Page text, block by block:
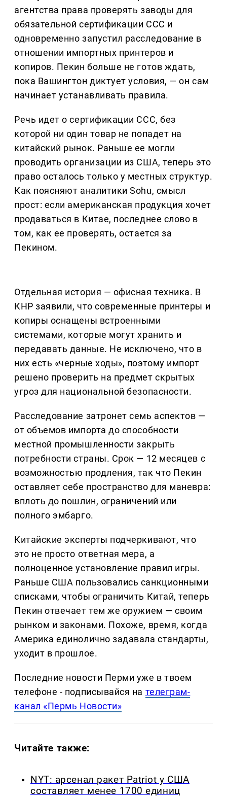
агентства права проверять заводы для
обязательной сертификации CCC и
одновременно запустил расследование в
отношении импортных принтеров и
копиров. Пекин больше не готов ждать,
пока Вашингтон диктует условия, — он сам
начинает устанавливать правила.
Речь идет о сертификации CCC, без
которой ни один товар не попадет на
китайский рынок. Раньше ее могли
проводить организации из США, теперь это
право осталось только у местных структур.
Как поясняют аналитики Sohu, смысл
прост: если американская продукция хочет
продаваться в Китае, последнее слово в
том, как ее проверять, остается за
Пекином.
Отдельная история — офисная техника. В
КНР заявили, что современные принтеры и
копиры оснащены встроенными
системами, которые могут хранить и
передавать данные. Не исключено, что в
них есть «черные ходы», поэтому импорт
решено проверить на предмет скрытых
угроз для национальной безопасности.
Расследование затронет семь аспектов —
от объемов импорта до способности
местной промышленности закрыть
потребности страны. Срок — 12 месяцев с
возможностью продления, так что Пекин
оставляет себе пространство для маневра:
вплоть до пошлин, ограничений или
полного эмбарго.
Китайские эксперты подчеркивают, что
это не просто ответная мера, а
полноценное установление правил игры.
Раньше США пользовались санкционными
списками, чтобы ограничить Китай, теперь
Пекин отвечает тем же оружием — своим
рынком и законами. Похоже, время, когда
Америка единолично задавала стандарты,
уходит в прошлое.
Последние новости Перми уже в твоем
телефоне - подписывайся на телеграм-
канал «Пермь Новости»
Читайте также:
NYT: арсенал ракет Patriot у США
составляет менее 1700 единиц